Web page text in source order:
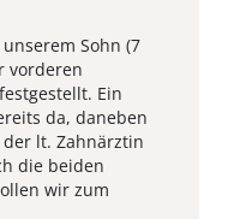
Sohn (7
vorderen
Ein
da, daneben
lt. Zahnärztin
die beiden
wir zum